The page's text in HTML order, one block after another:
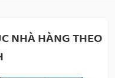
NHÀ HÀNG THEO